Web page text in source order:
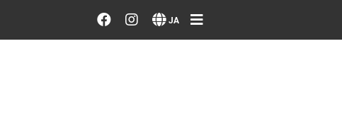
JA
お花を注文する・探す